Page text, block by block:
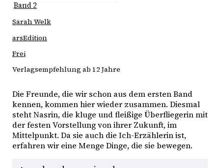
Sarah Welk
arsEdition
Frei
Verlagsempfehlung ab 12 Jahre
Die Freunde, die wir schon aus dem ersten Band
kennen, kommen hier wieder zusammen. Diesmal
steht Nasrin, die kluge und fleißige Überfliegerin mit
der festen Vorstellung von ihrer Zukunft, im
Mittelpunkt. Da sie auch die Ich-Erzählerin ist,
erfahren wir eine Menge Dinge, die sie bewegen.